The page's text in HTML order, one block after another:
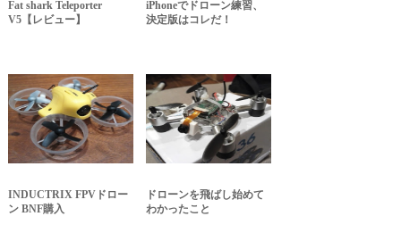
Fat shark Teleporter
V5【レビュー】
iPhoneでドローン練習、
決定版はコレだ！
INDUCTRIX FPVドロー
ン BNF購入
ドローンを飛ばし始めて
わかったこと